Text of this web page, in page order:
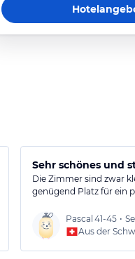
Sehr schönes und
Die Zimmer sind zwar
genügend Platz für ein
Pascal 41-45 •
Aus der